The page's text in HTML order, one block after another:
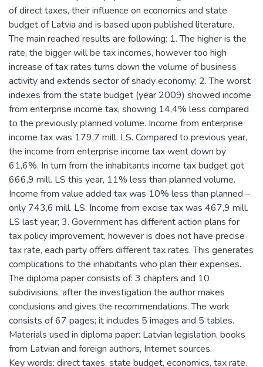
of direct taxes, their influence on economics and state
budget of Latvia and is based upon published literature.
The main reached results are following: 1. The higher is the
rate, the bigger will be tax incomes, however too high
increase of tax rates turns down the volume of business
activity and extends sector of shady economy; 2. The worst
indexes from the state budget (year 2009) showed income
from enterprise income tax, showing 14,4% less compared
to the previously planned volume. Income from enterprise
income tax was 179,7 mill. LS. Compared to previous year,
the income from enterprise income tax went down by
61,6%. In turn from the inhabitants income tax budget got
666,9 mill. LS this year, 11% less than planned volume.
Income from value added tax was 10% less than planned –
only 743,6 mill. LS. Income from excise tax was 467,9 mill.
LS last year; 3. Government has different action plans for
tax policy improvement, however is does not have precise
tax rate, each party offers different tax rates. This generates
complications to the inhabitants who plan their expenses.
The diploma paper consists of: 3 chapters and 10
subdivisions, after the investigation the author makes
conclusions and gives the recommendations. The work
consists of 67 pages; it includes 5 images and 5 tables.
Materials used in diploma paper: Latvian legislation, books
from Latvian and foreign authors, Internet sources.
Key words: direct taxes, state budget, economics, tax rate.